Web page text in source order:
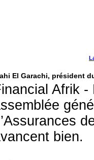
El Garachi, président
Afrik
bien.